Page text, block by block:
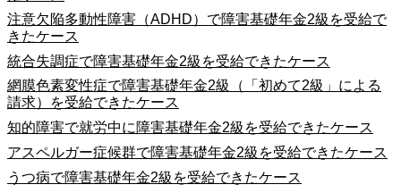
注意欠陥多動性障害（ADHD）で障害基礎年金2級を受給で
きたケース
統合失調症で障害基礎年金2級を受給できたケース
網膜色素変性症で障害基礎年金2級（「初めて2級」による
請求）を受給できたケース
知的障害で就労中に障害基礎年金2級を受給できたケース
アスペルガー症候群で障害基礎年金2級を受給できたケース
うつ病で障害基礎年金2級を受給できたケース